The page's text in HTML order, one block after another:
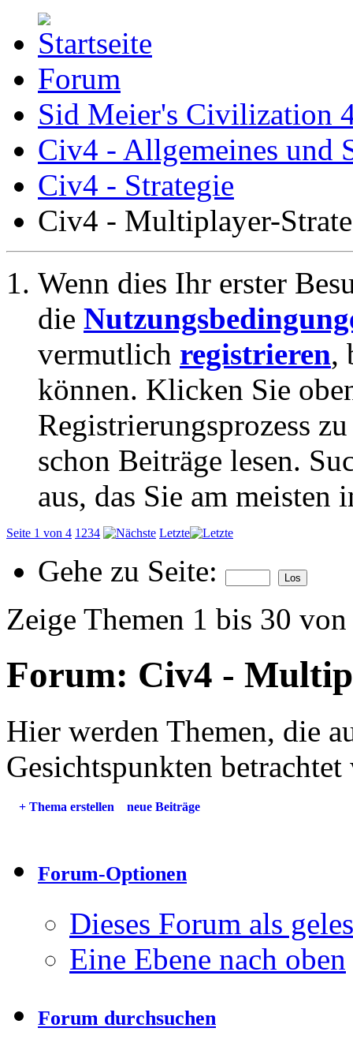
Forum
Sid Meier's Civilization
Civ4 - Allgemeines und
Civ4 - Strategie
Civ4 - Multiplayer-
Wenn dies Ihr erster
die
vermutlich registrieren,
können. Klicken Sie
Registrierungsprozess
schon Beiträge lesen.
aus, das Sie am meisten
Seite 1 von 4 1 234 Letzte
Gehe zu Seite:
Zeige Themen 1 bis 30
Forum: Civ4 -
Hier werden Themen, die
Gesichtspunkten
+ Thema erstellen neue Beiträge
Forum-Optionen
Dieses Forum als
Eine Ebene nach oben
Forum durchsuchen